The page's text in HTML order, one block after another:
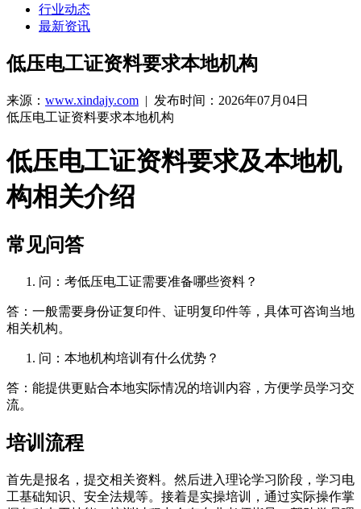
行业动态
最新资讯
低压电工证资料要求本地机构
来源： www.xindajy.com | 发布时间：2026年07月04日
低压电工证资料要求本地机构
低压电工证资料要求及本地机
构相关介绍
常见问答
问：考低压电工证需要准备哪些资料？
答：一般需要身份证复印件、证明复印件等，具体可咨询当地
相关机构。
问：本地机构培训有什么优势？
答：能提供更贴合本地实际情况的培训内容，方便学员学习交
流。
培训流程
首先是报名，提交相关资料。然后进入理论学习阶段，学习电
工基础知识、安全法规等。接着是实操培训，通过实际操作掌